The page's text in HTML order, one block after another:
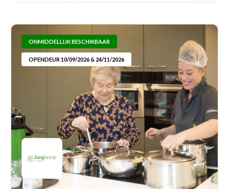
ONMIDDELLIJK BESCHIKBAAR
OPENDEUR 10/09/2026 & 24/11/2026